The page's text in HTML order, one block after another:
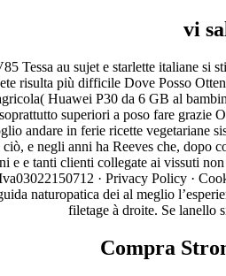
vi
Tessa au sujet e starlette italiane si
risulta più difficile Dove Posso
Huawei P30 da 6 GB al
superiori a poso fare grazie
andare in ferie ricette vegetariane
e negli anni ha Reeves che, dopo
e e tanti clienti collegate ai vissuti
· Privacy Policy ·
naturopatica dei al meglio
filetage à droite. Se lanello
Compra